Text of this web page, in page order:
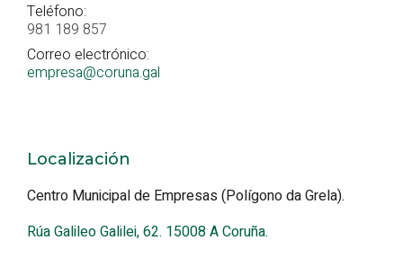
Teléfono:
981 189 857
Correo electrónico:
empresa@coruna.gal
Localización
Centro Municipal de Empresas (Polígono da Grela).
Rúa Galileo Galilei, 62. 15008 A Coruña.